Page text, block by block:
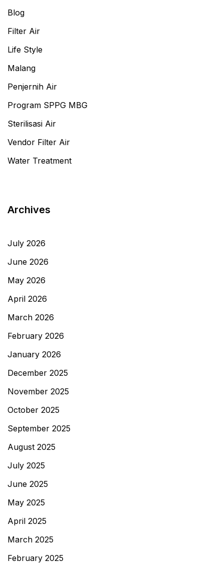
Blog
Filter Air
Life Style
Malang
Penjernih Air
Program SPPG MBG
Sterilisasi Air
Vendor Filter Air
Water Treatment
Archives
July 2026
June 2026
May 2026
April 2026
March 2026
February 2026
January 2026
December 2025
November 2025
October 2025
September 2025
August 2025
July 2025
June 2025
May 2025
April 2025
March 2025
February 2025